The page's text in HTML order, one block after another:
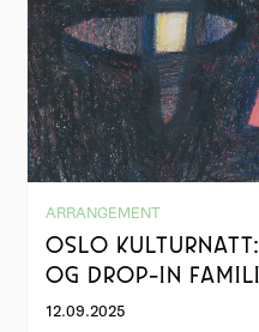
ARRANGEMENT
OSLO
OG DROP-IN
12.09.2025